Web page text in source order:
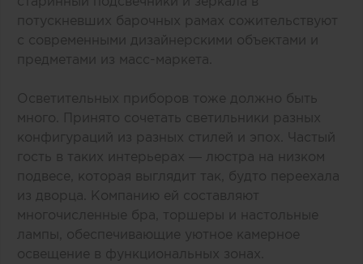
потускневших барочных рамах сожительствуют
с современными дизайнерскими объектами и
предметами из масс-маркета.
Осветительных приборов тоже должно быть
много. Принято сочетать светильники разных
конфигураций из разных стилей и эпох. Частый
гость в таких интерьерах — люстра на низком
подвесе, которая выглядит так, будто переехала
из дворца. Компанию ей составляют
многочисленные бра, торшеры и настольные
лампы, обеспечивающие уютное камерное
освещение в функциональных зонах.